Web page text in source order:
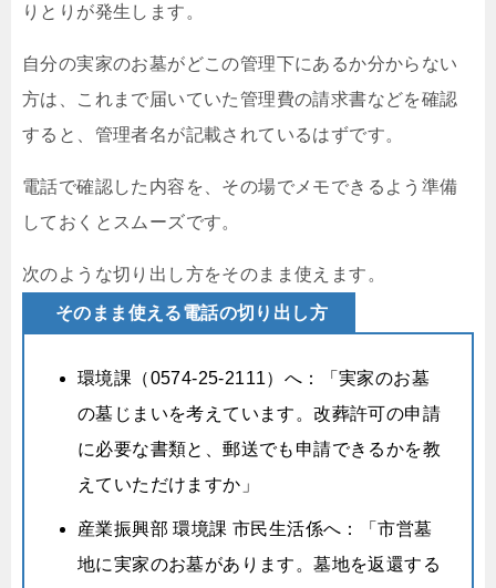
りとりが発生します。
自分の実家のお墓がどこの管理下にあるか分からない
方は、これまで届いていた管理費の請求書などを確認
すると、管理者名が記載されているはずです。
電話で確認した内容を、その場でメモできるよう準備
しておくとスムーズです。
次のような切り出し方をそのまま使えます。
そのまま使える電話の切り出し方
環境課（0574-25-2111）へ：「実家のお墓
の墓じまいを考えています。改葬許可の申請
に必要な書類と、郵送でも申請できるかを教
えていただけますか」
産業振興部 環境課 市民生活係へ：「市営墓
地に実家のお墓があります。墓地を返還する